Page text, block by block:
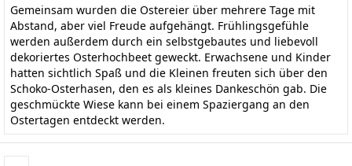
Gemeinsam wurden die Ostereier über mehrere Tage mit
Abstand, aber viel Freude aufgehängt. Frühlingsgefühle
werden außerdem durch ein selbstgebautes und liebevoll
dekoriertes Osterhochbeet geweckt. Erwachsene und Kinder
hatten sichtlich Spaß und die Kleinen freuten sich über den
Schoko-Osterhasen, den es als kleines Dankeschön gab. Die
geschmückte Wiese kann bei einem Spaziergang an den
Ostertagen entdeckt werden.